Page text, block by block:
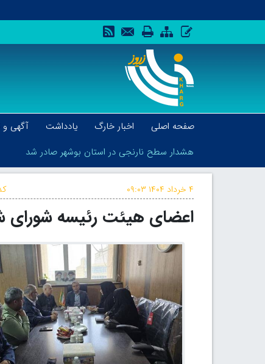
صفحه اصلی اخبار خارگ یادداشت آگهی و
هشدار سطح نارنجی در استان بوشهر صادر شد
هشدار سطح نارنجی در استان بوشهر صادر شد
۴ خرداد ۱۴۰۴ ۰۹:۰۳
اعضای هیئت رئیسه شورای